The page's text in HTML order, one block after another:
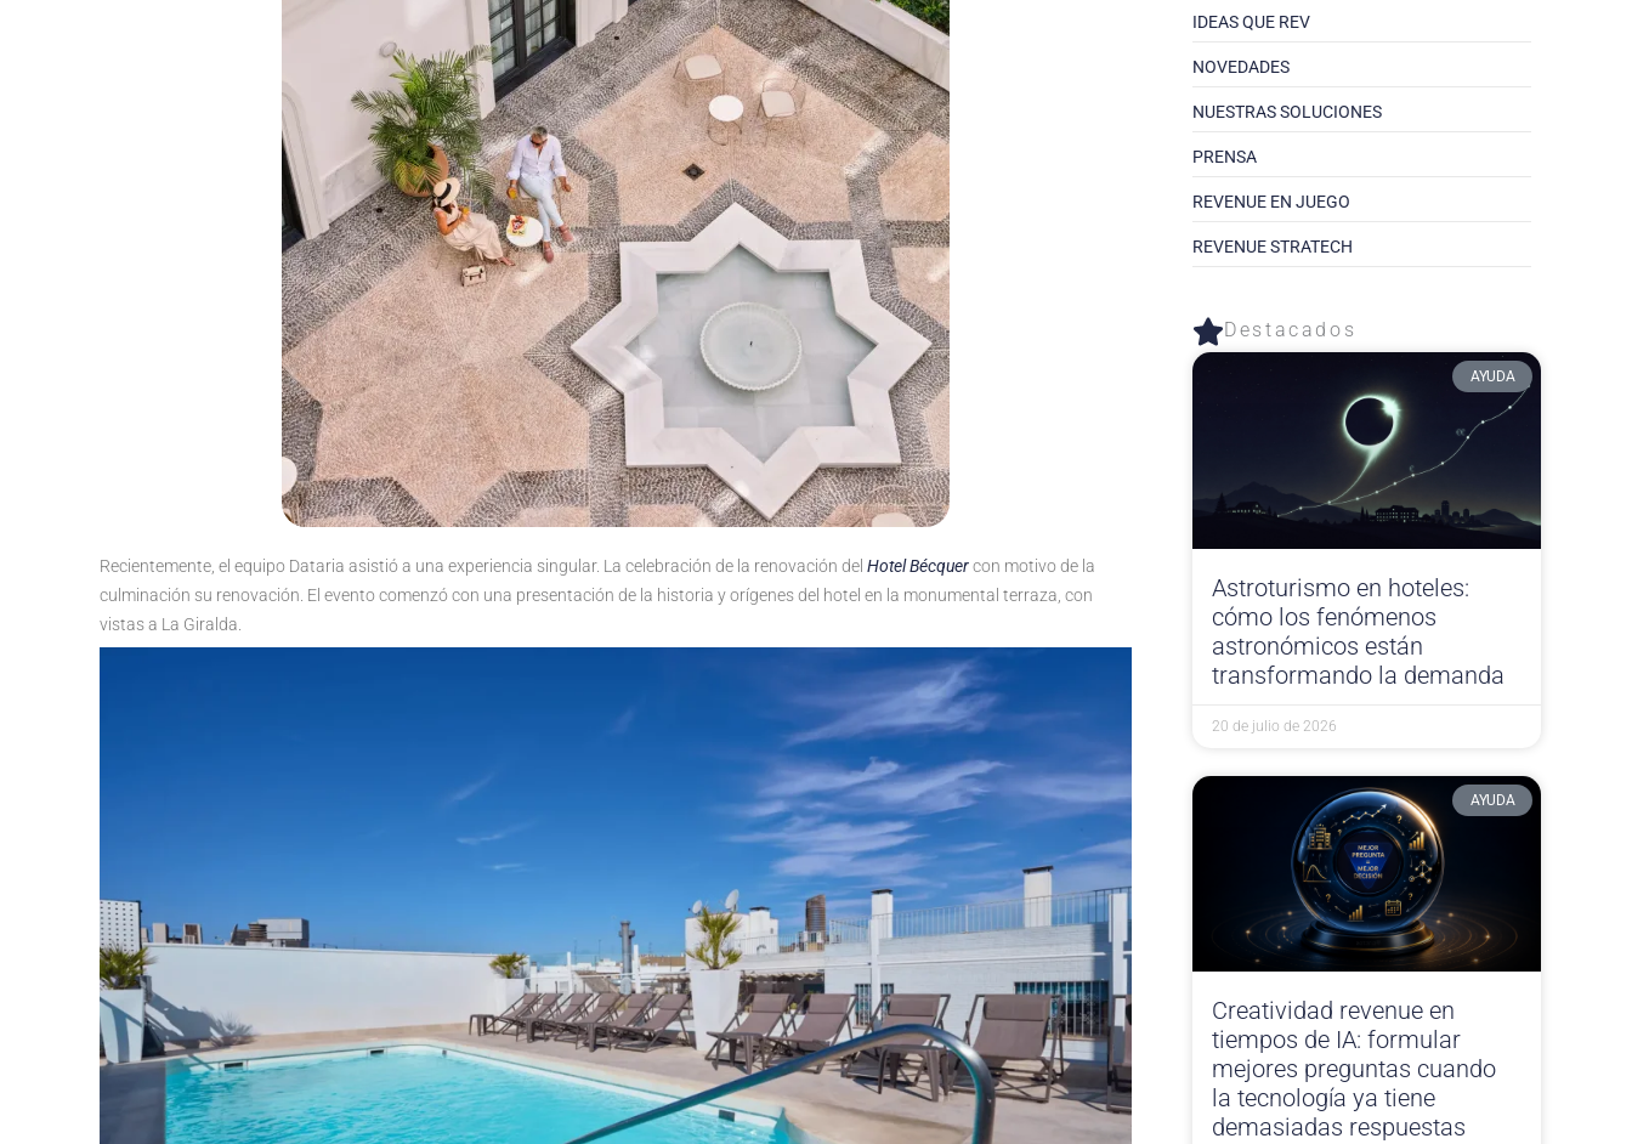
Recientemente, el equipo Dataria asistió a una experiencia singular. La celebración de la renovación del Hotel Bécquercon motivo de la
culminación su renovación. El evento comenzó con una presentación de la historia y orígenes del hotel en la monumental terraza, con
vistas a La Giralda.
IDEAS QUE REV
NOVEDADES
NUESTRAS SOLUCIONES
PRENSA
REVENUE EN JUEGO
REVENUE STRATECH
Destacados​
AYUDA
Astroturismo en hoteles:
cómo los fenómenos
astronómicos están
transformando la demanda
20 de julio de 2026
AYUDA
Creatividad revenue en
tiempos de IA: formular
mejores preguntas cuando
la tecnología ya tiene
demasiadas respuestas